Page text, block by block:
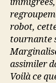
robot,
tournante
assimiler
Voilà ce